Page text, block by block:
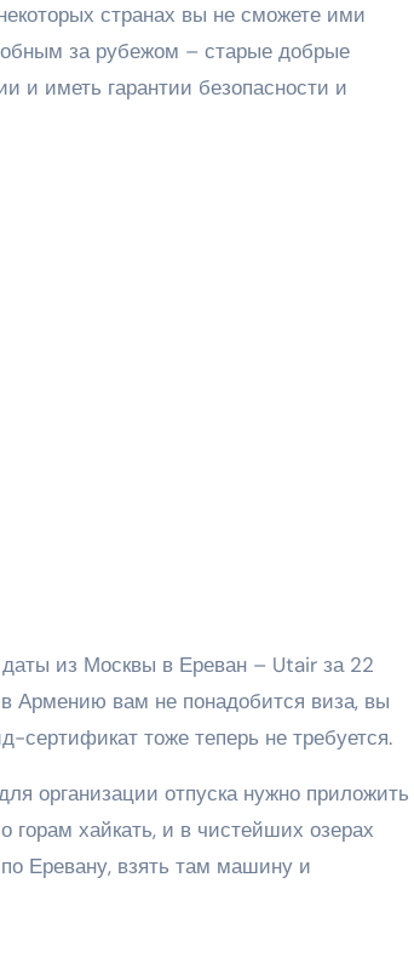
странах вы не сможете ими
за рубежом – старые добрые
и иметь гарантии безопасности и
из Москвы в Ереван – Utair за 22
Армению вам не понадобится виза, вы
сертификат тоже теперь не требуется.
организации отпуска нужно приложить
хайкать, и в чистейших озерах
Еревану, взять там машину и